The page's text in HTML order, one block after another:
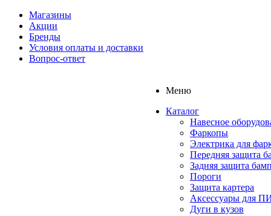
Магазины
Акции
Бренды
Условия оплаты и доставки
Вопрос-ответ
Меню
Каталог
Навесное
Фаркопы
Электрика для
Передняя защита
Задняя защита
Пороги
Защита картера
Аксессуары для
Дуги в кузов